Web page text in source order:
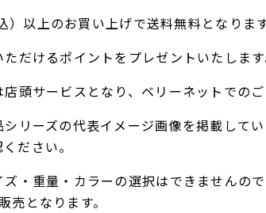
以上のお買い上げで送料無料となりま
だけるポイントをプレゼントいたします
頭サービスとなり、ベリーネットでの
リーズの代表イメージ画像を掲載して
ださい。
・重量・カラーの選択はできませんの
売となります。